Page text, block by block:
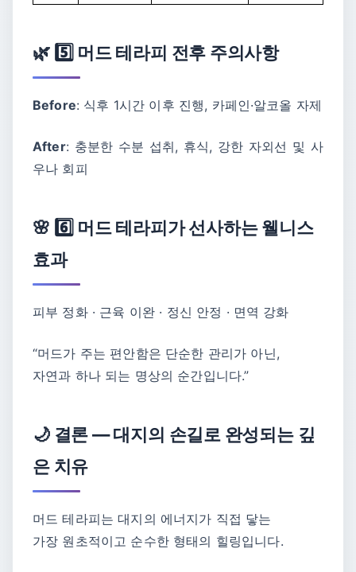
🌿 5️⃣ 머드 테라피 전후 주의사항
Before: 식후 1시간 이후 진행, 카페인·알코올 자제
After: 충분한 수분 섭취, 휴식, 강한 자외선 및 사
우나 회피
🌸 6️⃣ 머드 테라피가 선사하는 웰니스
효과
피부 정화 · 근육 이완 · 정신 안정 · 면역 강화
“머드가 주는 편안함은 단순한 관리가 아닌,
자연과 하나 되는 명상의 순간입니다.”
🌙 결론 ― 대지의 손길로 완성되는 깊
은 치유
머드 테라피는 대지의 에너지가 직접 닿는
가장 원초적이고 순수한 형태의 힐링입니다.